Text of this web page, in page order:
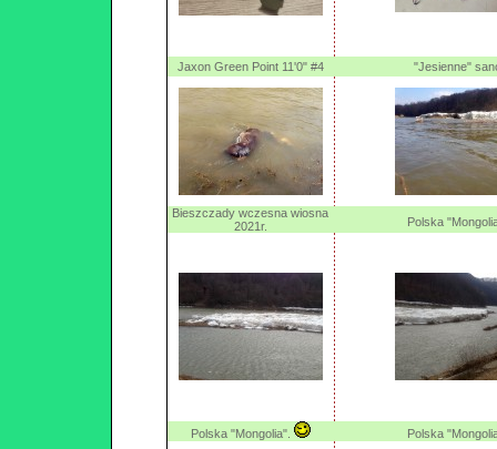
Jaxon Green Point 11'0" #4 "Jesienne"
Bieszczady wczesna wiosna
2021r.
Polska
Polska "Mongolia". Polska